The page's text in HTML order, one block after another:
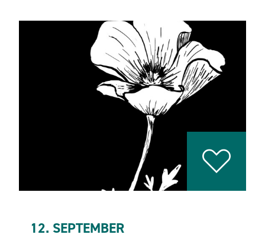
12. SEPTEMBER